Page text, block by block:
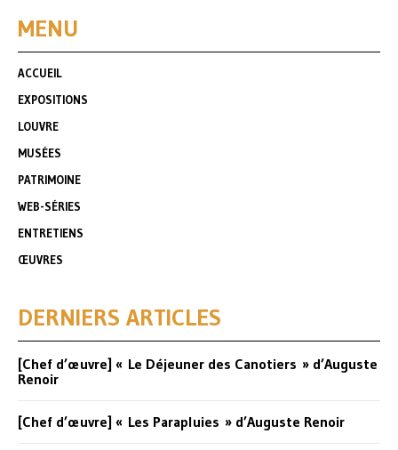
MENU
ACCUEIL
EXPOSITIONS
LOUVRE
MUSÉES
PATRIMOINE
WEB-SÉRIES
ENTRETIENS
ŒUVRES
DERNIERS ARTICLES
[Chef d’œuvre] « Le Déjeuner des Canotiers » d’Auguste
Renoir
[Chef d’œuvre] « Les Parapluies » d’Auguste Renoir